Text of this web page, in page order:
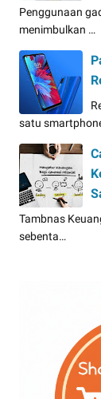
Penggunaan
menimbulkan …
satu
Tambnas
sebenta…